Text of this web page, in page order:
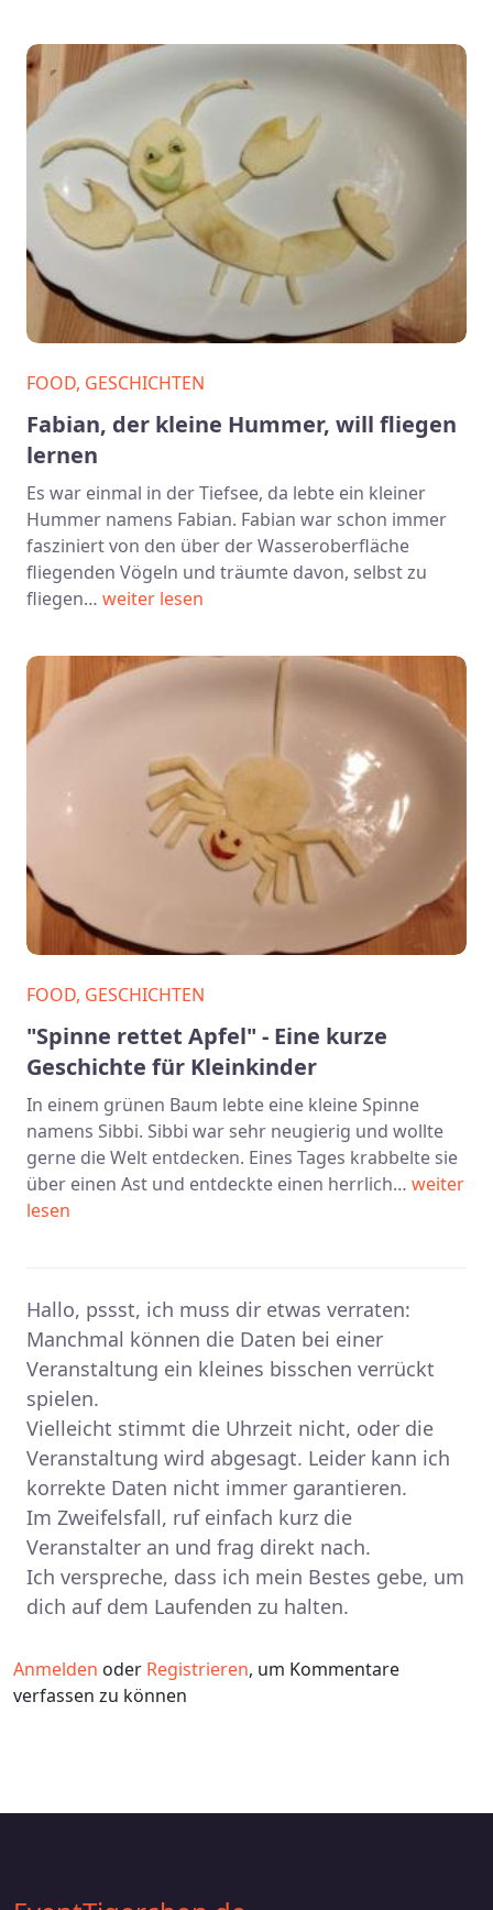
FOOD, GESCHICHTEN
Fabian, der kleine Hummer, will fliegen
lernen
Es war einmal in der Tiefsee, da lebte ein kleiner
Hummer namens Fabian. Fabian war schon immer
fasziniert von den über der Wasseroberfläche
fliegenden Vögeln und träumte davon, selbst zu
fliegen… weiter lesen
FOOD, GESCHICHTEN
"Spinne rettet Apfel" - Eine kurze
Geschichte für Kleinkinder
In einem grünen Baum lebte eine kleine Spinne
namens Sibbi. Sibbi war sehr neugierig und wollte
gerne die Welt entdecken. Eines Tages krabbelte sie
über einen Ast und entdeckte einen herrlich… weiter
lesen
Hallo, pssst, ich muss dir etwas verraten:
Manchmal können die Daten bei einer
Veranstaltung ein kleines bisschen verrückt
spielen.
Vielleicht stimmt die Uhrzeit nicht, oder die
Veranstaltung wird abgesagt. Leider kann ich
korrekte Daten nicht immer garantieren.
Im Zweifelsfall, ruf einfach kurz die
Veranstalter an und frag direkt nach.
Ich verspreche, dass ich mein Bestes gebe, um
dich auf dem Laufenden zu halten.
Anmelden oder Registrieren, um Kommentare
verfassen zu können